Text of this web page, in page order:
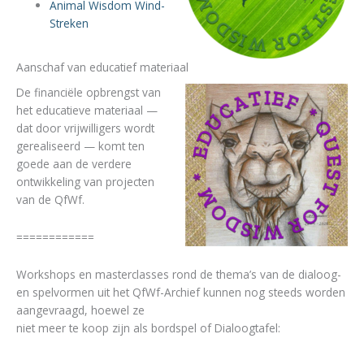
Animal Wisdom Wind-
Streken
Aanschaf van educatief materiaal
De financiële opbrengst van
het educatieve materiaal —
dat door vrijwilligers wordt
gerealiseerd — komt ten
goede aan de verdere
ontwikkeling van projecten
van de QfWf.
============
Workshops en masterclasses rond de thema’s van de dialoog-
en spelvormen uit het QfWf-Archief kunnen nog steeds worden
aangevraagd, hoewel ze
niet meer te koop zijn als bordspel of Dialoogtafel: